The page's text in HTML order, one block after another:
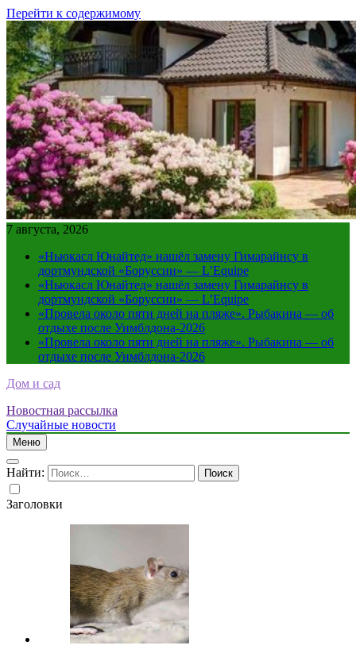
Перейти к содержимому
7 августа, 2026
«Ньюкасл Юнайтед» нашёл замену Гимарайнсу в
дортмундской «Боруссии» — L’Equipe
«Ньюкасл Юнайтед» нашёл замену Гимарайнсу в
дортмундской «Боруссии» — L’Equipe
«Провела около пяти дней на пляже». Рыбакина — об
отдыхе после Уимблдона-2026
«Провела около пяти дней на пляже». Рыбакина — об
отдыхе после Уимблдона-2026
Дом и сад
Новостная рассылка
Случайные новости
Меню
Найти:
Заголовки